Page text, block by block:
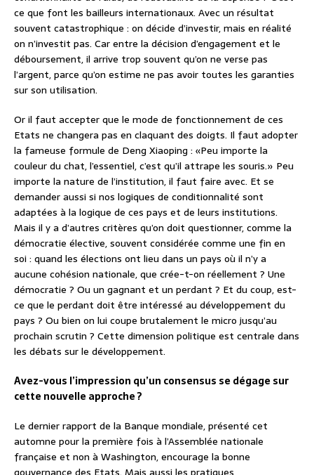
ce que font les bailleurs internationaux. Avec un résultat
souvent catastrophique : on décide d’investir, mais en réalité
on n’investit pas. Car entre la décision d’engagement et le
déboursement, il arrive trop souvent qu’on ne verse pas
l’argent, parce qu’on estime ne pas avoir toutes les garanties
sur son utilisation.
Or il faut accepter que le mode de fonctionnement de ces
Etats ne changera pas en claquant des doigts. Il faut adopter
la fameuse formule de Deng Xiaoping : «Peu importe la
couleur du chat, l’essentiel, c’est qu’il attrape les souris.» Peu
importe la nature de l’institution, il faut faire avec. Et se
demander aussi si nos logiques de conditionnalité sont
adaptées à la logique de ces pays et de leurs institutions.
Mais il y a d’autres critères qu’on doit questionner, comme la
démocratie élective, souvent considérée comme une fin en
soi : quand les élections ont lieu dans un pays où il n’y a
aucune cohésion nationale, que crée-t-on réellement ? Une
démocratie ? Ou un gagnant et un perdant ? Et du coup, est-
ce que le perdant doit être intéressé au développement du
pays ? Ou bien on lui coupe brutalement le micro jusqu’au
prochain scrutin ? Cette dimension politique est centrale dans
les débats sur le développement.
Avez-vous l’impression qu’un consensus se dégage sur
cette nouvelle approche ?
Le dernier rapport de la Banque mondiale, présenté cet
automne pour la première fois à l’Assemblée nationale
française et non à Washington, encourage la bonne